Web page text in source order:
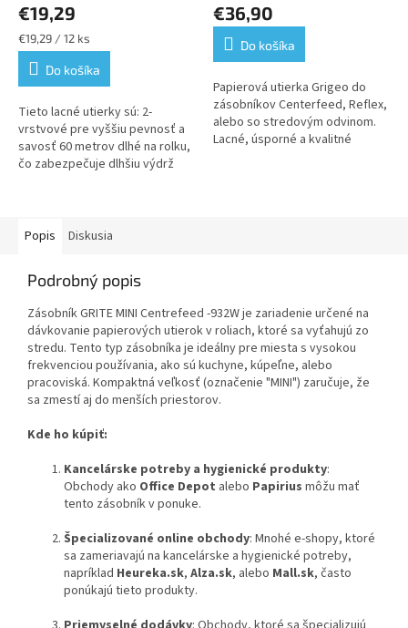
produktu
je
5,0
5
hviezdičiek.
€19,29
Jednotková
cena:
€19,29 / 12 ks
Do košíka
Tieto lacné utierky sú: 2-
vrstvové pre vyššiu pevnosť a
savosť 60 metrov dlhé na rolku,
čo zabezpečuje dlhšiu výdrž
produktu
5,0
5
hviezdičiek.
€36,90
Do košíka
Papierová utierka Grigeo do
zásobníkov Centerfeed, Reflex,
alebo so stredovým odvinom.
Lacné, úsporné a kvalitné
Popis Diskusia
Podrobný popis
Zásobník GRITE MINI Centrefeed -932W je zariadenie určené na
dávkovanie papierových utierok v roliach, ktoré sa vyťahujú zo
stredu. Tento typ zásobníka je ideálny pre miesta s vysokou
frekvenciou používania, ako sú kuchyne, kúpeľne, alebo
pracoviská. Kompaktná veľkosť (označenie "MINI") zaručuje, že
sa zmestí aj do menších priestorov.
Kde ho kúpiť:
Kancelárske potreby a hygienické produkty:
Obchody ako Office Depot alebo Papirius môžu mať
tento zásobník v ponuke.
Špecializované online obchody: Mnohé e-shopy, ktoré
sa zameriavajú na kancelárske a hygienické potreby,
napríklad Heureka.sk, Alza.sk, alebo Mall.sk, často
ponúkajú tieto produkty.